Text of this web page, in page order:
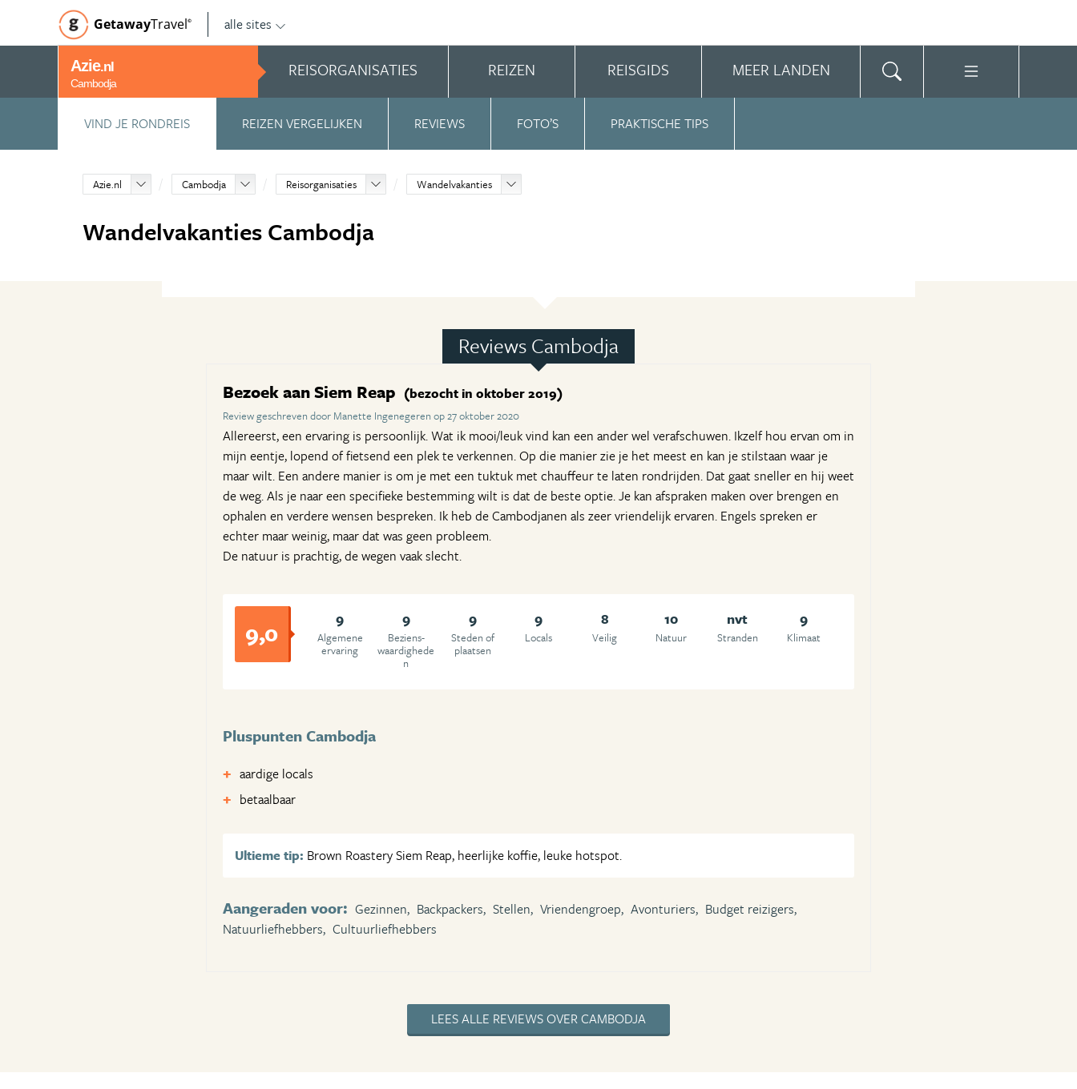
GetawayTravel© alle sites
Azie.nl
Cambodja
REISORGANISATIES REIZEN REISGIDS MEER LANDEN
VIND JE RONDREIS REIZEN VERGELIJKEN REVIEWS FOTO’S PRAKTISCHE TIPS
Azie.nl Cambodja Reisorganisaties Wandelvakanties
Wandelvakanties Cambodja
Reviews Cambodja
Bezoek aan Siem Reap (bezocht in oktober 2019)
Review geschreven door Manette Ingenegeren op 27 oktober 2020
Allereerst, een ervaring is persoonlijk. Wat ik mooi/leuk vind kan een ander wel verafschuwen. Ikzelf hou ervan om in
mijn eentje, lopend of fietsend een plek te verkennen. Op die manier zie je het meest en kan je stilstaan waar je
maar wilt. Een andere manier is om je met een tuktuk met chauffeur te laten rondrijden. Dat gaat sneller en hij weet
de weg. Als je naar een specifieke bestemming wilt is dat de beste optie. Je kan afspraken maken over brengen en
ophalen en verdere wensen bespreken. Ik heb de Cambodjanen als zeer vriendelijk ervaren. Engels spreken er
echter maar weinig, maar dat was geen probleem.
De natuur is prachtig, de wegen vaak slecht.
9,0 9
Algemene
ervaring
9
Beziens­
waardighede
n
9
Steden of
plaatsen
9
Locals
8
Veilig
10
Natuur
nvt
Stranden
9
Klimaat
Pluspunten Cambodja
aardige locals
betaalbaar
Ultieme tip: Brown Roastery Siem Reap, heerlijke koffie, leuke hotspot.
Aangeraden voor: Gezinnen, Backpackers, Stellen, Vriendengroep, Avonturiers, Budget reizigers,
Natuurliefhebbers, Cultuurliefhebbers
LEES ALLE REVIEWS OVER CAMBODJA